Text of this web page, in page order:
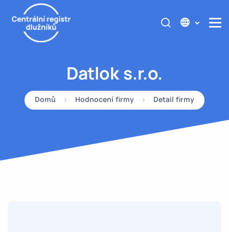
Datlok s.r.o.
Domů Hodnocení firmy Detail firmy